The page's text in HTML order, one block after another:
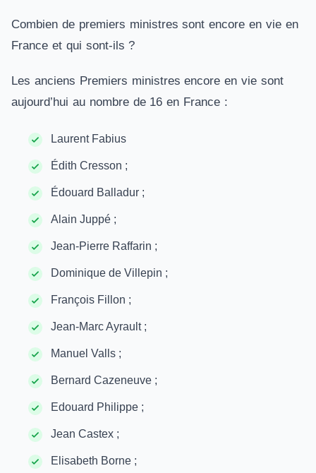
Combien de premiers ministres sont encore en vie en
France et qui sont-ils ?
Les anciens Premiers ministres encore en vie sont
aujourd’hui au nombre de 16 en France :
Laurent Fabius
Édith Cresson ;
Édouard Balladur ;
Alain Juppé ;
Jean-Pierre Raffarin ;
Dominique de Villepin ;
François Fillon ;
Jean-Marc Ayrault ;
Manuel Valls ;
Bernard Cazeneuve ;
Edouard Philippe ;
Jean Castex ;
Elisabeth Borne ;